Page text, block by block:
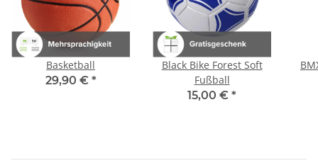
Basketball
29,90 € *
Black Bike Forest Soft
Fußball
15,00 € *